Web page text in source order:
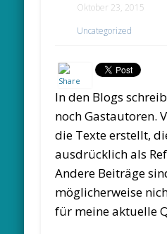
Oktober 23, 2015
Uncategorized
In den Blogs
noch Gastautoren.
die Texte erstellt,
ausdrücklich als
Andere Beiträge
möglicherweise
für meine aktuelle